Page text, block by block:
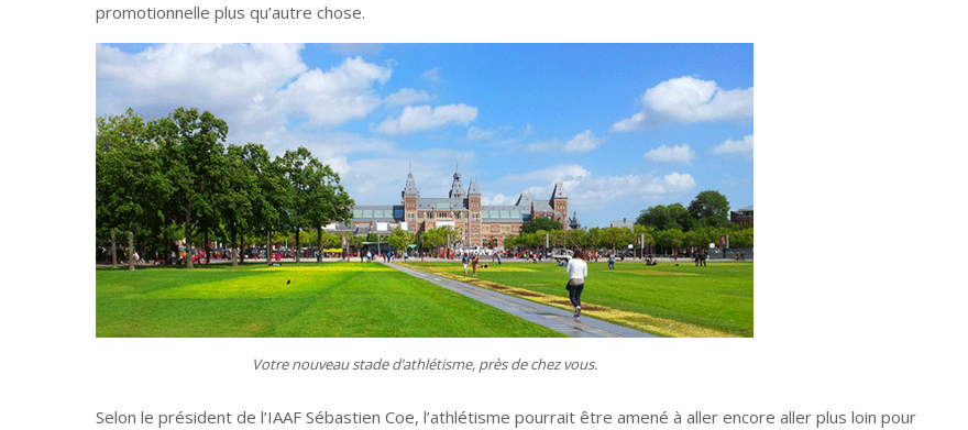
promotionnelle plus qu’autre chose.
Votre nouveau stade d’athlétisme, près de chez vous.
Selon le président de l’IAAF Sébastien Coe, l’athlétisme pourrait être amené à aller encore aller plus loin pour